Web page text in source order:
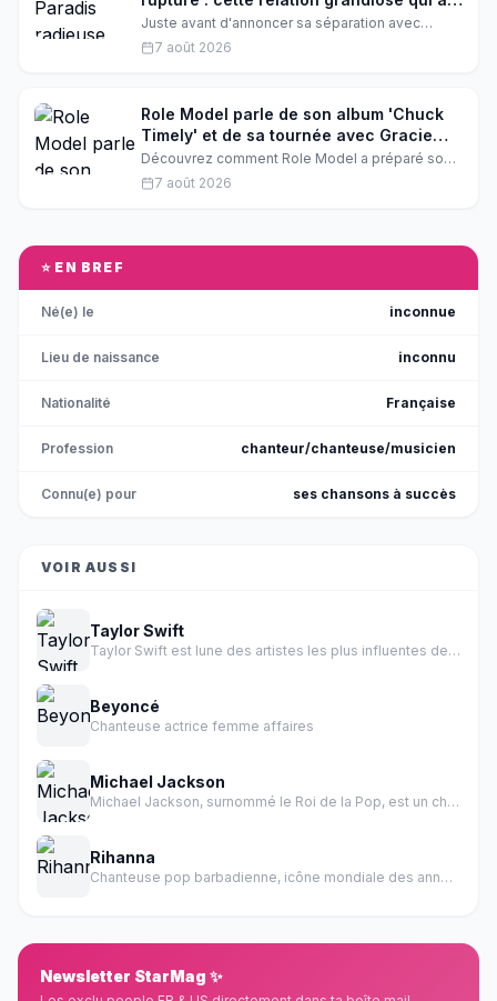
animé son été
Juste avant d'annoncer sa séparation avec
Samuel Benchetrit, Vanessa Paradis affichait son
bonheur sur Instagram. Une relation « grandiose
7 août 2026
Role Model parle de son album 'Chuck
Timely' et de sa tournée avec Gracie
Abrams
Découvrez comment Role Model a préparé son
album 'Chuck Timely' et ce que signifie pour lui
cette nouvelle étape de carrière. L'artiste
7 août 2026
⭐ EN BREF
Né(e) le inconnue
Lieu de naissance inconnu
Nationalité Française
Profession chanteur/chanteuse/musicien
Connu(e) pour ses chansons à succès
VOIR AUSSI
Taylor Swift
Taylor Swift est lune des artistes les plus influentes de l histoire de la musique.
Beyoncé
Chanteuse actrice femme affaires
Michael Jackson
Michael Jackson, surnommé le Roi de la Pop, est un chanteur, auteur-compositeur, danseur et producteur américain.
Rihanna
Chanteuse pop barbadienne, icône mondiale des années 2000-2010
Newsletter StarMag ✨